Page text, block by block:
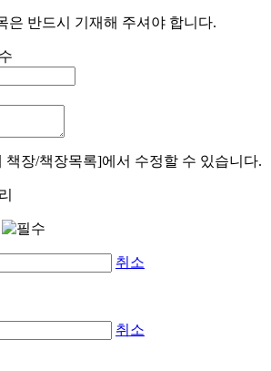
은 반드시 기재해 주셔야 합니다.
책장/책장목록]에서 수정할 수 있습니다.
취소
취소